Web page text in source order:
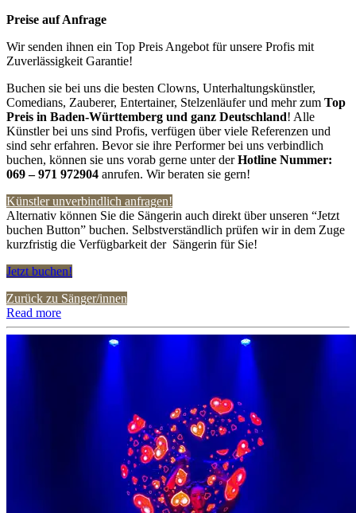
Preise auf Anfrage
Wir senden ihnen ein Top Preis Angebot für unsere Profis mit
Zuverlässigkeit Garantie!
Buchen sie bei uns die besten Clowns, Unterhaltungskünstler,
Comedians, Zauberer, Entertainer, Stelzenläufer und mehr zum Top
Preis in Baden-Württemberg und ganz Deutschland! Alle
Künstler bei uns sind Profis, verfügen über viele Referenzen und
sind sehr erfahren. Bevor sie ihre Performer bei uns verbindlich
buchen, können sie uns vorab gerne unter derHotline Nummer:
069 – 971 972904 anrufen. Wir beraten sie gern!
Künstler unverbindlich anfragen!
Alternativ können Sie die Sängerin auch direkt über unseren “Jetzt
buchen Button” buchen. Selbstverständlich prüfen wir in dem Zuge
kurzfristig die Verfügbarkeit der Sängerin für Sie!
Jetzt buchen!
Zurück zu Sänger/innen
Read more